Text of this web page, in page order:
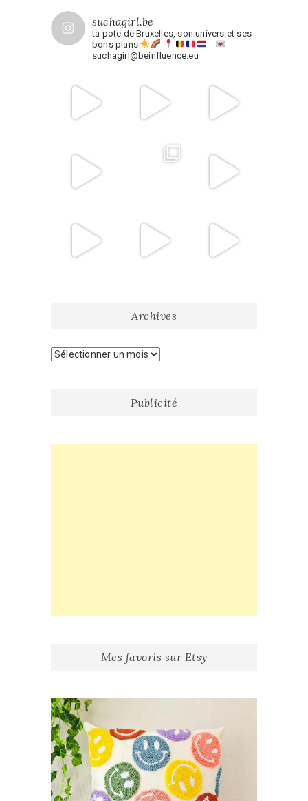
suchagirl.be
ta pote de Bruxelles, son univers et ses
bons plans
-
suchagirl@beinfluence.eu
Archives
Archives
Publicité
Mes favoris sur Etsy